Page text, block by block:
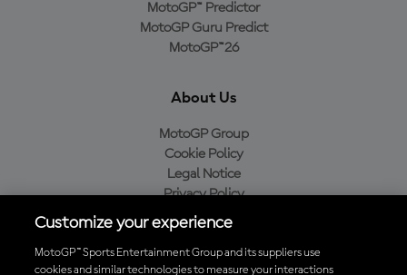
MotoGP™ Predictor
MotoGP Guru Predict
MotoGP™26
About Us
MotoGP Group
Cookie Policy
Legal Notice
Privacy Policy
Purchase Policy
Customize your experience
MotoGP™ Sports Entertainment Group and its suppliers use
cookies and similar technologies to measure your interactions